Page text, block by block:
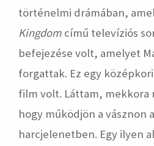
történelmi drámában,
Kingdom című televíziós
befejezése volt, amelyet
forgattak. Ez egy
film volt. Láttam, mekkora
hogy működjön a vásznon
harcjelenetben. Egy ilyen